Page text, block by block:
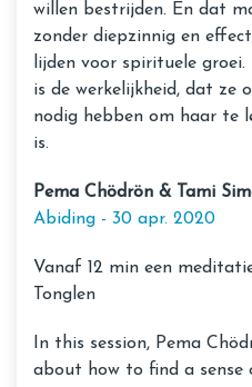
willen bestrijden. En dat
zonder diepzinnig en
lijden voor spirituele
is de werkelijkheid, dat ze
nodig hebben om haar te
is.
Pema Chödrön & Tami
Abiding - 30 apr. 2020
Vanaf 12 min een
Tonglen
In this session, Pema
about how to find a sense